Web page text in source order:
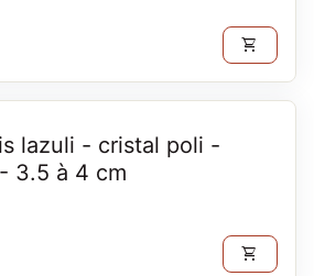
shopping_cart
lazuli - cristal poli -
3.5 à 4 cm
shopping_cart